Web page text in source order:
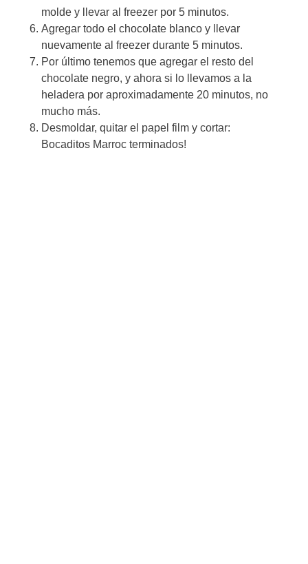
molde y llevar al freezer por 5 minutos.
Agregar todo el chocolate blanco y llevar
nuevamente al freezer durante 5 minutos.
Por último tenemos que agregar el resto del
chocolate negro, y ahora si lo llevamos a la
heladera por aproximadamente 20 minutos, no
mucho más.
Desmoldar, quitar el papel film y cortar:
Bocaditos Marroc terminados!